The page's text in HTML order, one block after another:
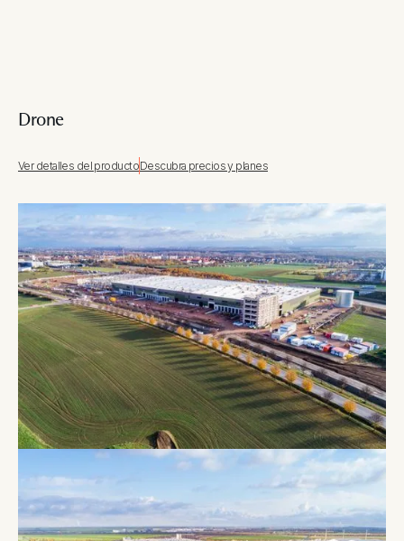
Drone
Ver detalles del productoDescubra precios y planes